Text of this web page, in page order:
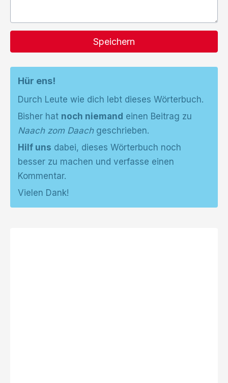
Speichern
Hür ens!
Durch Leute wie dich lebt dieses Wörterbuch.
Bisher hat noch niemand einen Beitrag zu
Naach zom Daachgeschrieben.
Hilf uns dabei, dieses Wörterbuch noch
besser zu machen und verfasse einen
Kommentar.
Vielen Dank!